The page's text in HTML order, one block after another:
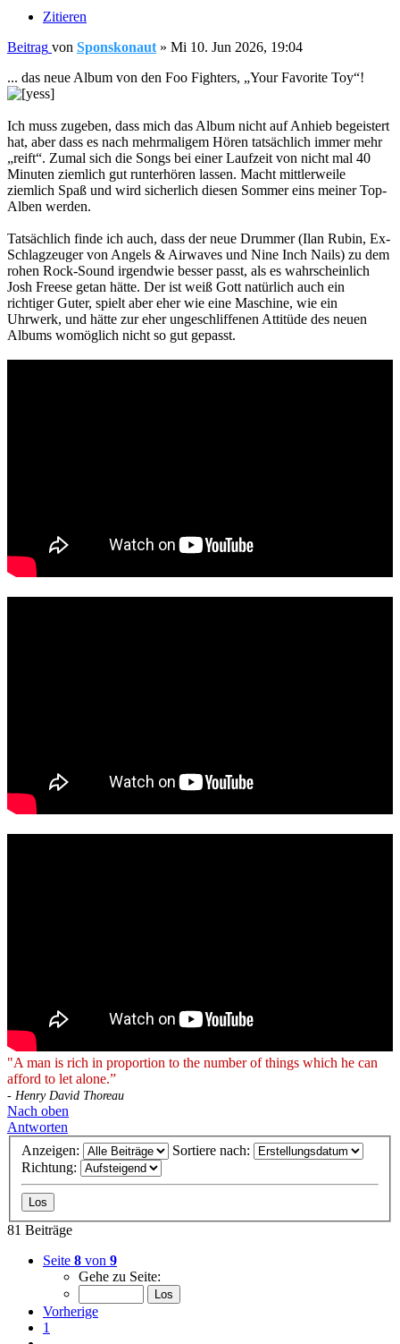
Zitieren
Beitrag von Sponskonaut » Mi 10. Jun 2026, 19:04
... das neue Album von den Foo Fighters, „Your Favorite Toy“!
Ich muss zugeben, dass mich das Album nicht auf Anhieb begeistert
hat, aber dass es nach mehrmaligem Hören tatsächlich immer mehr
„reift“. Zumal sich die Songs bei einer Laufzeit von nicht mal 40
Minuten ziemlich gut runterhören lassen. Macht mittlerweile
ziemlich Spaß und wird sicherlich diesen Sommer eins meiner Top-
Alben werden.
Tatsächlich finde ich auch, dass der neue Drummer (Ilan Rubin, Ex-
Schlagzeuger von Angels & Airwaves und Nine Inch Nails) zu dem
rohen Rock-Sound irgendwie besser passt, als es wahrscheinlich
Josh Freese getan hätte. Der ist weiß Gott natürlich auch ein
richtiger Guter, spielt aber eher wie eine Maschine, wie ein
Uhrwerk, und hätte zur eher ungeschliffenen Attitüde des neuen
Albums womöglich nicht so gut gepasst.
"A man is rich in proportion to the number of things which he can
afford to let alone.”
- Henry David Thoreau
Nach oben
Antworten
Anzeigen:
Sortiere nach:
Richtung:
81 Beiträge
Seite 8 von 9
Gehe zu Seite:
Vorherige
1